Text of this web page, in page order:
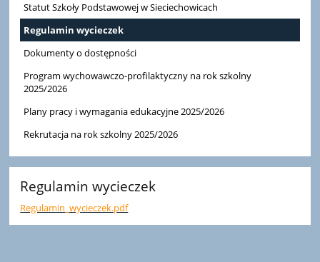
szkoły
Statut Szkoły Podstawowej w Sieciechowicach
Regulamin wycieczek
Dokumenty o dostępności
Program wychowawczo-profilaktyczny na rok szkolny
2025/2026
Plany pracy i wymagania edukacyjne 2025/2026
Rekrutacja na rok szkolny 2025/2026
Regulamin wycieczek
Regulamin_wycieczek.pdf